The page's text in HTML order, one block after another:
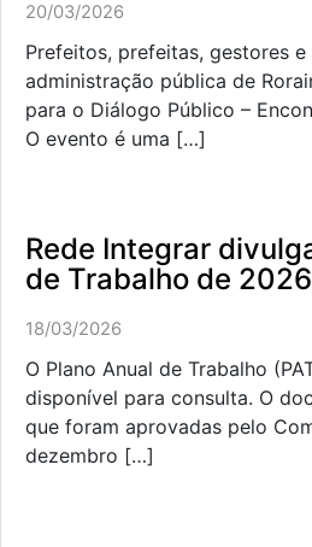
20/03/2026
Prefeitos, prefeitas, gestores
administração pública de
para o Diálogo Público –
O evento é uma […]
Rede Integrar
de Trabalho de 2026
18/03/2026
O Plano Anual de Trabalho
disponível para consulta. O
que foram aprovadas pelo
dezembro […]